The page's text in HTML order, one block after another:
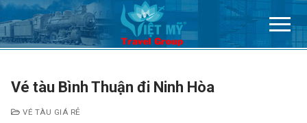
Chuyển
đến
nội
Vé tàu Bình Thuận đi Ninh Hòa
VÉ TÀU GIÁ RẺ